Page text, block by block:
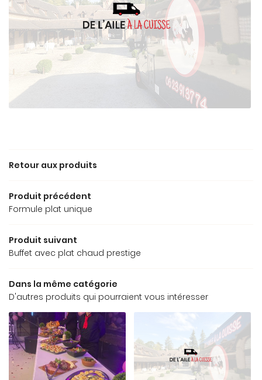
Accueil
& rôtisserie
Avis
Contact
INSCRIPTION
Rejoignez-
Retour aux produits
Produit précédent
Formule plat unique
Produit suivant
Buffet avec plat chaud prestige
Dans la même catégorie
D'autres produits qui pourraient vous intéresser